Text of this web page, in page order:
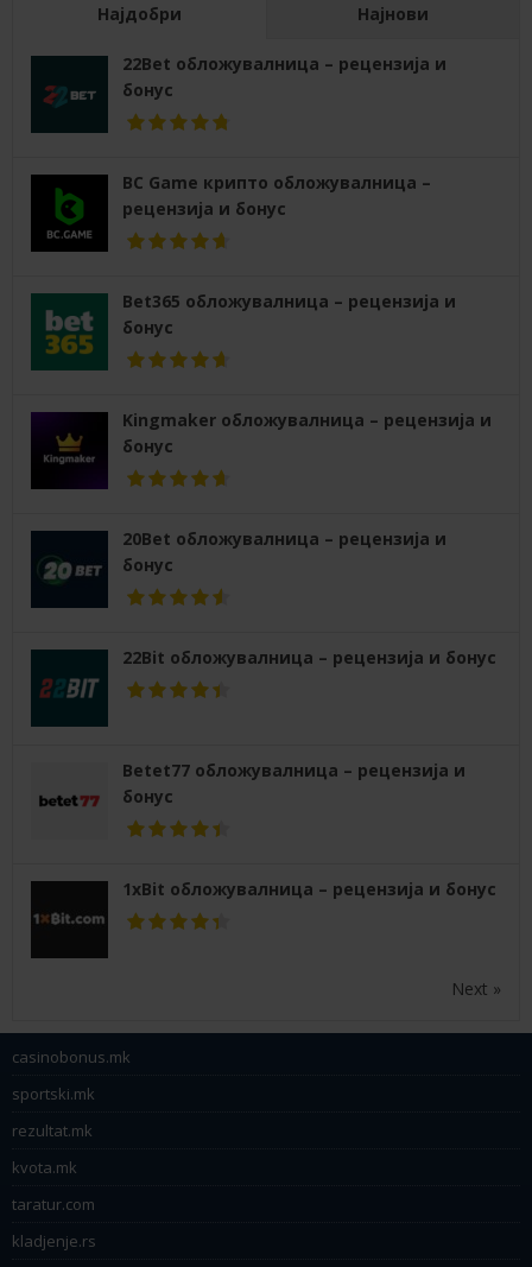
Најдобри Најнови
22Bet обложувалница – рецензија и
бонус
BC Game крипто обложувалница –
рецензија и бонус
Bet365 обложувалница – рецензија и
бонус
Kingmaker обложувалница – рецензија и
бонус
20Bet обложувалница – рецензија и
бонус
22Bit обложувалница – рецензија и бонус
Betet77 обложувалница – рецензија и
бонус
1xBit обложувалница – рецензија и бонус
Next »
casinobonus.mk
sportski.mk
rezultat.mk
kvota.mk
taratur.com
kladjenje.rs